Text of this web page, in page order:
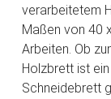
verarbeitetem
Maßen von 40
Arbeiten. Ob
Holzbrett ist
Schneidebrett